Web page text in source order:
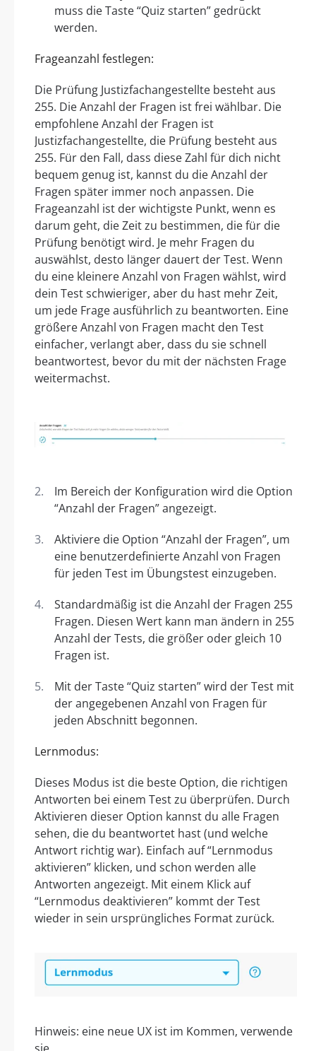
muss die Taste “Quiz starten” gedrückt
werden.
Frageanzahl festlegen:
Die Prüfung Justizfachangestellte besteht aus
255. Die Anzahl der Fragen ist frei wählbar. Die
empfohlene Anzahl der Fragen ist
Justizfachangestellte, die Prüfung besteht aus
255. Für den Fall, dass diese Zahl für dich nicht
bequem genug ist, kannst du die Anzahl der
Fragen später immer noch anpassen. Die
Frageanzahl ist der wichtigste Punkt, wenn es
darum geht, die Zeit zu bestimmen, die für die
Prüfung benötigt wird. Je mehr Fragen du
auswählst, desto länger dauert der Test. Wenn
du eine kleinere Anzahl von Fragen wählst, wird
dein Test schwieriger, aber du hast mehr Zeit,
um jede Frage ausführlich zu beantworten. Eine
größere Anzahl von Fragen macht den Test
einfacher, verlangt aber, dass du sie schnell
beantwortest, bevor du mit der nächsten Frage
weitermachst.
Im Bereich der Konfiguration wird die Option
“Anzahl der Fragen” angezeigt.
Aktiviere die Option “Anzahl der Fragen”, um
eine benutzerdefinierte Anzahl von Fragen
für jeden Test im Übungstest einzugeben.
Standardmäßig ist die Anzahl der Fragen 255
Fragen. Diesen Wert kann man ändern in 255
Anzahl der Tests, die größer oder gleich 10
Fragen ist.
Mit der Taste “Quiz starten” wird der Test mit
der angegebenen Anzahl von Fragen für
jeden Abschnitt begonnen.
Lernmodus:
Dieses Modus ist die beste Option, die richtigen
Antworten bei einem Test zu überprüfen. Durch
Aktivieren dieser Option kannst du alle Fragen
sehen, die du beantwortet hast (und welche
Antwort richtig war). Einfach auf “Lernmodus
aktivieren” klicken, und schon werden alle
Antworten angezeigt. Mit einem Klick auf
“Lernmodus deaktivieren” kommt der Test
wieder in sein ursprüngliches Format zurück.
Hinweis: eine neue UX ist im Kommen, verwende